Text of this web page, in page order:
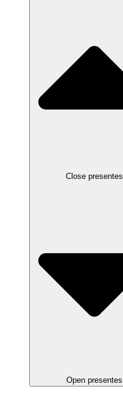
Close presentes
Open presentes